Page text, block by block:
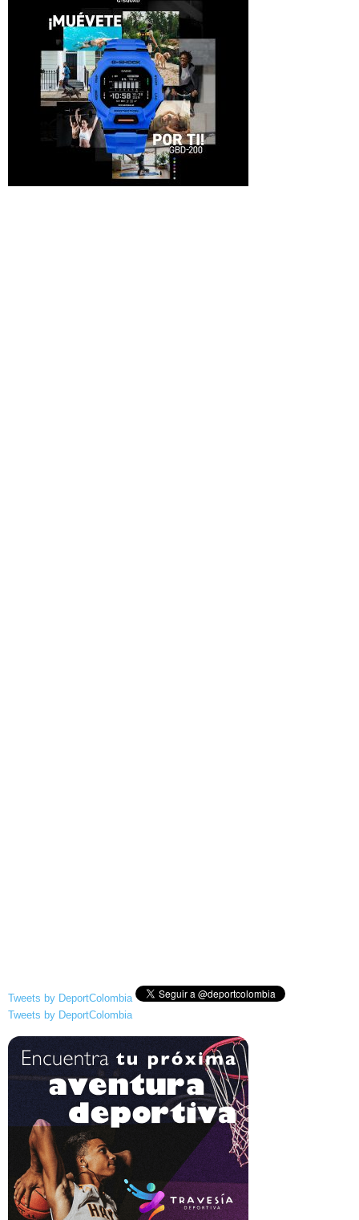
Tweets by DeportColombia
Tweets by DeportColombia